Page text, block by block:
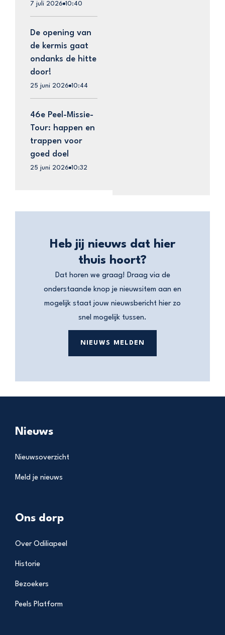
7 juli 2026 10:40
De opening van
de kermis gaat
ondanks de hitte
door!
25 juni 2026 10:44
46e Peel-Missie-
Tour: happen en
trappen voor
goed doel
25 juni 2026 10:32
Heb jij nieuws dat hier
thuis hoort?
Dat horen we graag! Draag via de
onderstaande knop je nieuwsitem aan en
mogelijk staat jouw nieuwsbericht hier zo
snel mogelijk tussen.
NIEUWS MELDEN
Nieuws
Nieuwsoverzicht
Meld je nieuws
Ons dorp
Over Odiliapeel
Historie
Bezoekers
Peels Platform